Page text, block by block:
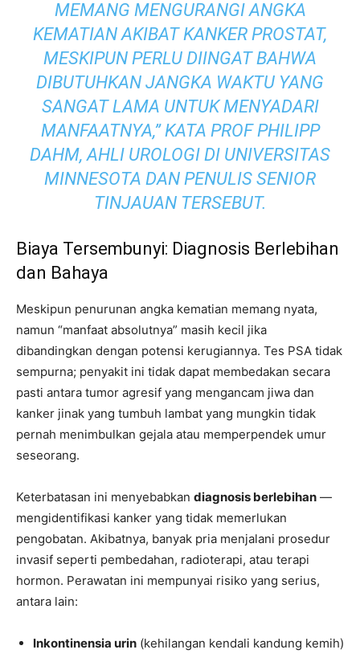
MEMANG MENGURANGI ANGKA
KEMATIAN AKIBAT KANKER PROSTAT,
MESKIPUN PERLU DIINGAT BAHWA
DIBUTUHKAN JANGKA WAKTU YANG
SANGAT LAMA UNTUK MENYADARI
MANFAATNYA,” KATA PROF PHILIPP
DAHM, AHLI UROLOGI DI UNIVERSITAS
MINNESOTA DAN PENULIS SENIOR
TINJAUAN TERSEBUT.
Biaya Tersembunyi: Diagnosis Berlebihan
dan Bahaya
Meskipun penurunan angka kematian memang nyata,
namun “manfaat absolutnya” masih kecil jika
dibandingkan dengan potensi kerugiannya. Tes PSA tidak
sempurna; penyakit ini tidak dapat membedakan secara
pasti antara tumor agresif yang mengancam jiwa dan
kanker jinak yang tumbuh lambat yang mungkin tidak
pernah menimbulkan gejala atau memperpendek umur
seseorang.
Keterbatasan ini menyebabkan diagnosis berlebihan —
mengidentifikasi kanker yang tidak memerlukan
pengobatan. Akibatnya, banyak pria menjalani prosedur
invasif seperti pembedahan, radioterapi, atau terapi
hormon. Perawatan ini mempunyai risiko yang serius,
antara lain:
Inkontinensia urin (kehilangan kendali kandung kemih)